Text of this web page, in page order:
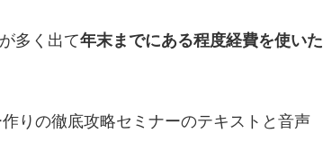
多く出て年末までにある程度経費を使いた
りの徹底攻略セミナーのテキストと音声